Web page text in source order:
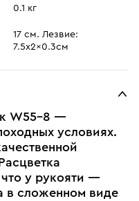
0.1 кг
17 см. Лезвие:
7.5x2x0.3см
W55-8 —
условиях.
у рукояти —
в сложенном виде